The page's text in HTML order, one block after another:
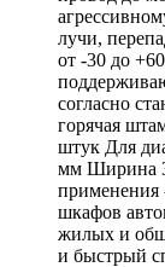
лучи,
от -30 до
согласно
горячая
штук Для
мм Ширина
применения
шкафов
жилых и
и быстрый